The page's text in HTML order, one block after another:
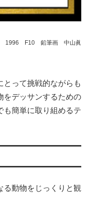
1996 F10 鉛筆画 中山眞
って挑戦的ながらも
をデッサンするための
も簡単に取り組めるテ
動物をじっくりと観